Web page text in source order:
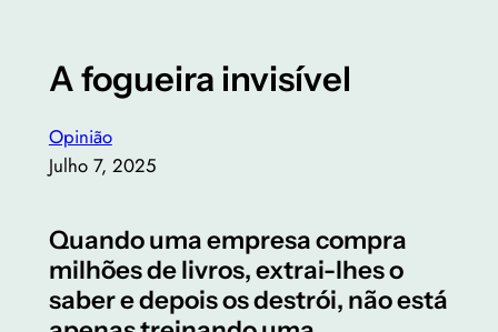
A fogueira invisível
Opinião
Julho 7, 2025
Quando uma empresa compra
milhões de livros, extrai-lhes o
saber e depois os destrói, não está